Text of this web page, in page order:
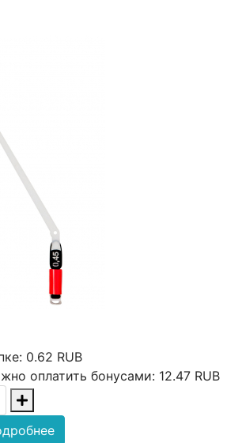
0.62 RUB
оплатить бонусами: 12.47 RUB